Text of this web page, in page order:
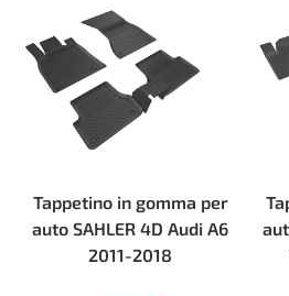
Tappetino in gomma per
auto SAHLER 4D Audi A6
2011-2018